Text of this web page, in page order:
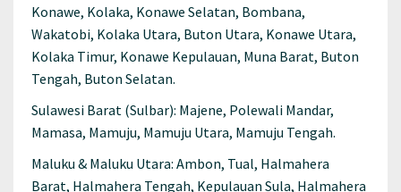
Konawe, Kolaka, Konawe Selatan, Bombana,
Wakatobi, Kolaka Utara, Buton Utara, Konawe Utara,
Kolaka Timur, Konawe Kepulauan, Muna Barat, Buton
Tengah, Buton Selatan.
Sulawesi Barat (Sulbar): Majene, Polewali Mandar,
Mamasa, Mamuju, Mamuju Utara, Mamuju Tengah.
Maluku & Maluku Utara: Ambon, Tual, Halmahera
Barat, Halmahera Tengah, Kepulauan Sula, Halmahera